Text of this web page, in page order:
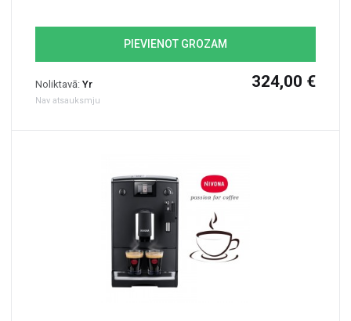
PIEVIENOT GROZAM
Noliktavā: Yr
Nav atsauksmju
324,00 €